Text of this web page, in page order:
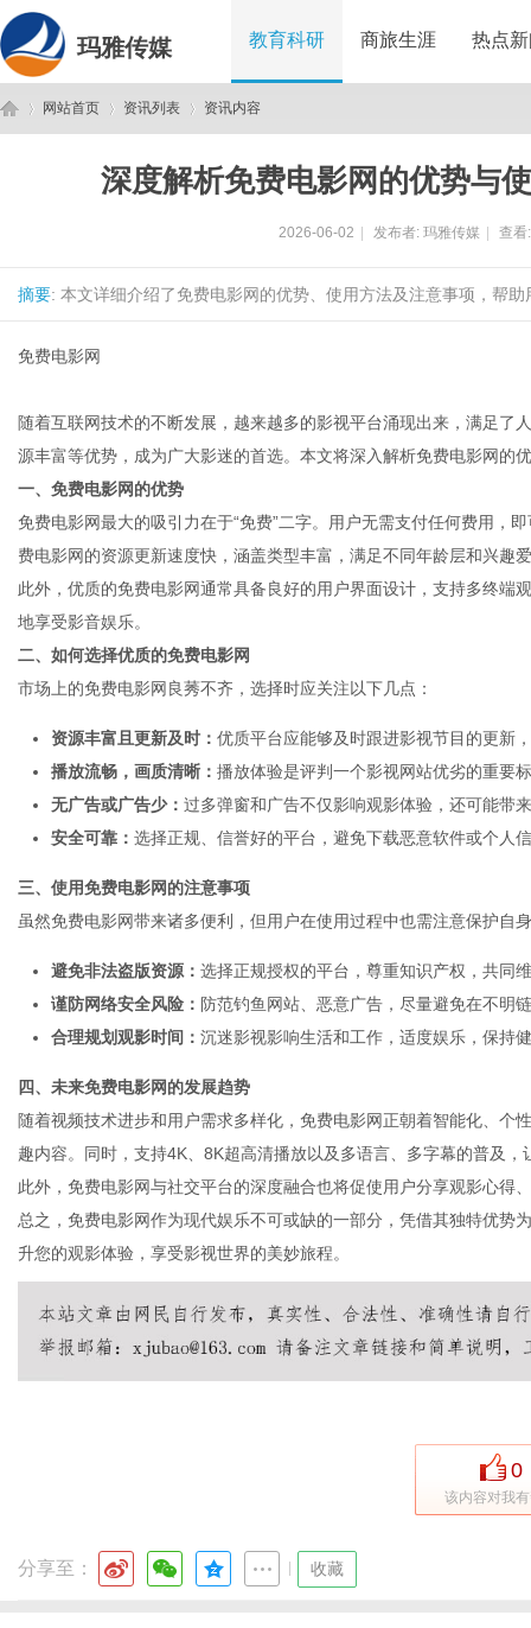
玛雅传媒 教育科研 商旅生涯 热点
网站首页 资讯列表 资讯内容
深度解析免费电影网的优势与
2026-06-02 发布者: 玛雅传媒 查
摘要: 本文详细介绍了免费电影网的优势、使用方法及注意事项，帮
免费电影网
随着互联网技术的不断发展，越来越多的影视平台涌现出来，满足了
源丰富等优势，成为广大影迷的首选。本文将深入解析免费电影网的
一、免费电影网的优势
免费电影网最大的吸引力在于“免费”二字。用户无需支付任何费用，
费电影网的资源更新速度快，涵盖类型丰富，满足不同年龄层和兴趣
此外，优质的免费电影网通常具备良好的用户界面设计，支持多终端
地享受影音娱乐。
二、如何选择优质的免费电影网
市场上的免费电影网良莠不齐，选择时应关注以下几点：
资源丰富且更新及时： 优质平台应能够及时跟进影视节目的更新
播放流畅，画质清晰： 播放体验是评判一个影视网站优劣的重要
无广告或广告少： 过多弹窗和广告不仅影响观影体验，还可能带
安全可靠： 选择正规、信誉好的平台，避免下载恶意软件或个人
三、使用免费电影网的注意事项
虽然免费电影网带来诸多便利，但用户在使用过程中也需注意保护自
避免非法盗版资源： 选择正规授权的平台，尊重知识产权，共同
谨防网络安全风险： 防范钓鱼网站、恶意广告，尽量避免在不明
合理规划观影时间： 沉迷影视影响生活和工作，适度娱乐，保持
四、未来免费电影网的发展趋势
随着视频技术进步和用户需求多样化，免费电影网正朝着智能化、个
趣内容。同时，支持4K、8K超高清播放以及多语言、多字幕的普及，
此外，免费电影网与社交平台的深度融合也将促使用户分享观影心得
总之，免费电影网作为现代娱乐不可或缺的一部分，凭借其独特优势
升您的观影体验，享受影视世界的美妙旅程。
0
该内容对我
分享至： 收藏